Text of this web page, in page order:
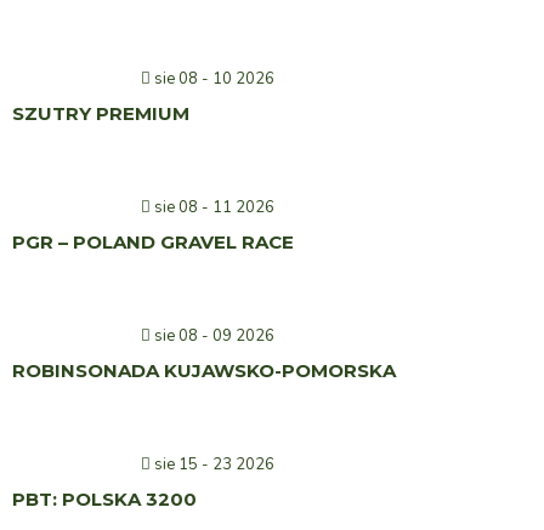
sie 08 - 10 2026
SZUTRY PREMIUM
sie 08 - 11 2026
PGR – POLAND GRAVEL RACE
sie 08 - 09 2026
ROBINSONADA KUJAWSKO-POMORSKA
sie 15 - 23 2026
PBT: POLSKA 3200